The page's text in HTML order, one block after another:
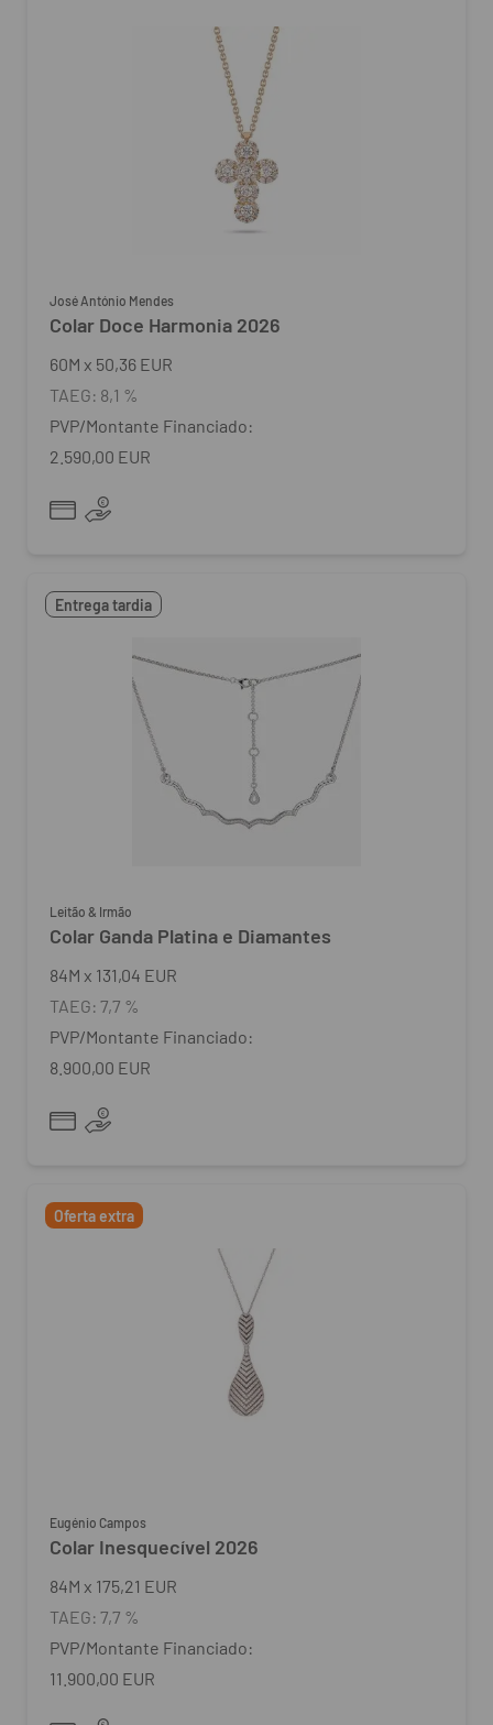
José António Mendes
Colar Doce Harmonia 2026
60M x 50,36 EUR
TAEG: 8,1 %
PVP/Montante Financiado:
2.590,00 EUR
Entrega tardia
Leitão & Irmão
Colar Ganda Platina e Diamantes
84M x 131,04 EUR
TAEG: 7,7 %
PVP/Montante Financiado:
8.900,00 EUR
Oferta extra
Eugénio Campos
Colar Inesquecível 2026
84M x 175,21 EUR
TAEG: 7,7 %
PVP/Montante Financiado:
11.900,00 EUR